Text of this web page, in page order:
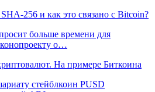
256 и как это связано с Bitcoin?
больше времени для
о…
На примере Биткоина
стейблкоин PUSD